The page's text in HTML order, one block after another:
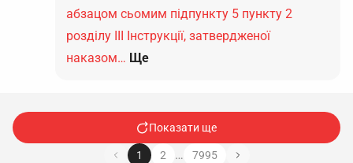
абзацом сьомим підпункту 5 пункту 2
розділу ІІІ Інструкції, затвердженої
наказом… Ще
Показати ще
1 2 … 7995